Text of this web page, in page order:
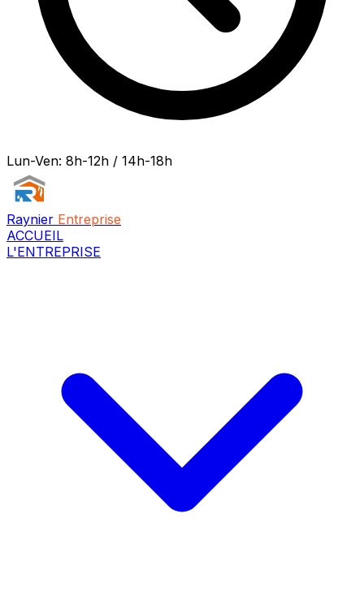
Lun-Ven: 8h-12h / 14h-18h
Raynier Entreprise
ACCUEIL
L'ENTREPRISE